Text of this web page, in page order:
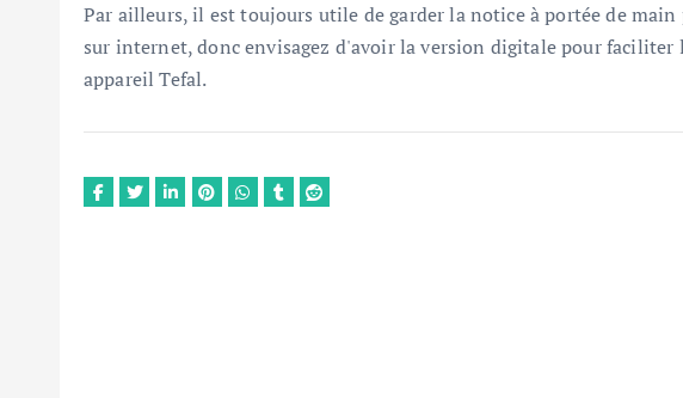
Par ailleurs, il est toujours utile de garder la notice à portée de
sur internet, donc envisagez d'avoir la version digitale pour
appareil Tefal.